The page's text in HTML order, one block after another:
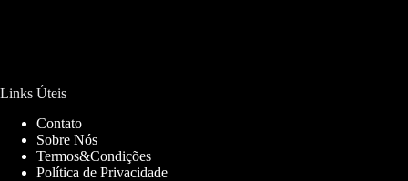
Links Úteis
Contato
Sobre Nós
Termos&Condições
Política de Privacidade